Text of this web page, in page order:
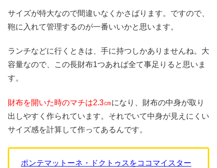
サイズが特大なので間違いなくかさばります。ですので、
鞄に入れて管理するのが一番いいかと思います。
ランチなどに行くときは、手に持つしかありませんね。大
容量なので、この長財布1つあれば全て事足りると思いま
す。
財布を開いた時のマチは2.3㎝になり、財布の中身が取り
出しやすく作られています。それでいて中身が見えにくい
サイズ感を計算して作ってあるんです。
ポンテマットーネ・ドクトゥスをココマイスター